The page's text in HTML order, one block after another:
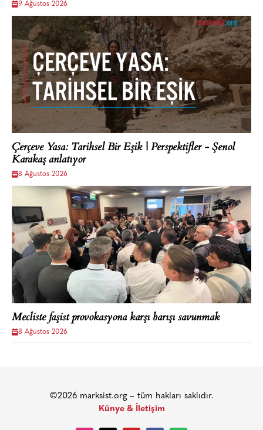
9 Ağustos 2026
Çerçeve Yasa: Tarihsel Bir Eşik | Perspektifler - Şenol
Karakaş anlatıyor
8 Ağustos 2026
Mecliste faşist provokasyona karşı barışı savunmak
8 Ağustos 2026
©2026 marksist.org – tüm hakları saklıdır.
Künye & İletişim